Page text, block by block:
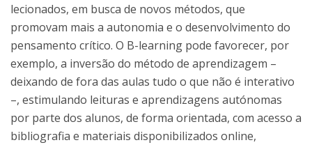
lecionados, em busca de novos métodos, que
promovam mais a autonomia e o desenvolvimento do
pensamento crítico. O B-learning pode favorecer, por
exemplo, a inversão do método de aprendizagem –
deixando de fora das aulas tudo o que não é interativo
–, estimulando leituras e aprendizagens autónomas
por parte dos alunos, de forma orientada, com acesso a
bibliografia e materiais disponibilizados online,